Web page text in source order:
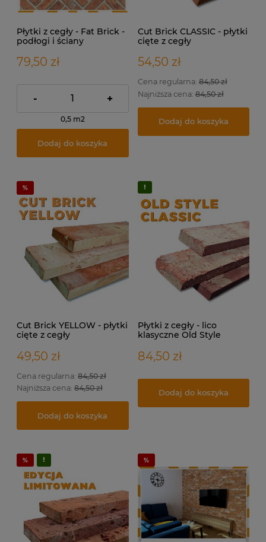
Płytki z cegły - Fat Brick -
podłogi i ściany
79,50 zł
- +
0,5 m2
Dodaj do koszyka
Cut Brick CLASSIC - płytki
cięte z cegły
54,50 zł
Cena regularna:84,50 zł
Najniższa cena:84,50 zł
Dodaj do koszyka
Cut Brick YELLOW - płytki
cięte z cegły
i do wewnątrz.
49,50 zł
Cena regularna: 84,50 zł
Najniższa cena: 84,50 zł
Dodaj do koszyka
Płytki z cegły - lico
klasyczne Old Style
84,50 zł
Dodaj do koszyka